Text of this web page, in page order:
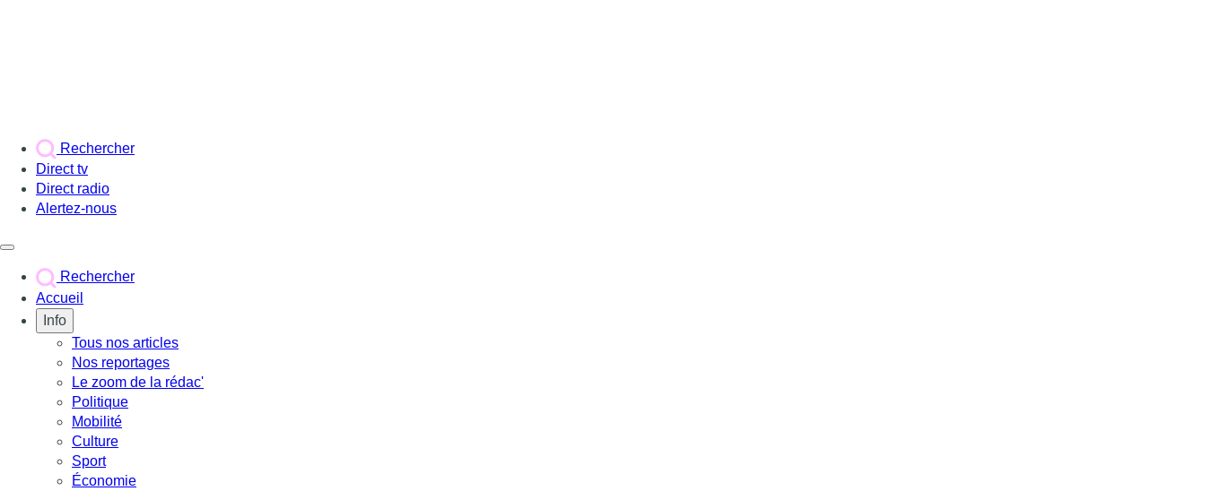
Rechercher
Direct tv
Direct radio
Alertez-nous
Rechercher
Accueil
Info
Tous nos articles
Nos reportages
Le zoom de la rédac'
Politique
Mobilité
Culture
Sport
Économie